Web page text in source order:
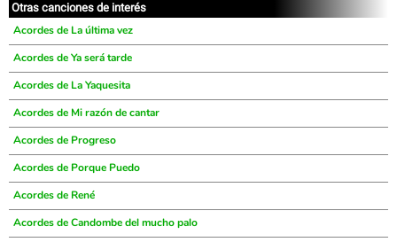
Otras canciones de interés
Acordes de La última vez
Acordes de Ya será tarde
Acordes de La Yaquesita
Acordes de Mi razón de cantar
Acordes de Progreso
Acordes de Porque Puedo
Acordes de René
Acordes de Candombe del mucho palo